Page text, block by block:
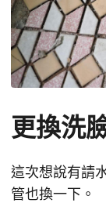
更換洗
這次想說有請
管也換一下。